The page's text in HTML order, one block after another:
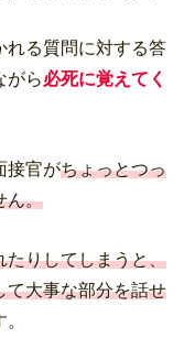
れる質問に対する答
がら必死に覚えてく
接官がちょっとつっ
ん。
たりしてしまうと、
て大事な部分を話せ